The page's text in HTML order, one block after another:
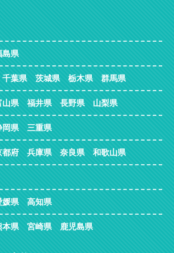
県
葉県 茨城県 栃木県 群馬県
県 福井県 長野県 山梨県
県 三重県
府 兵庫県 奈良県 和歌山県
県 高知県
県 宮崎県 鹿児島県